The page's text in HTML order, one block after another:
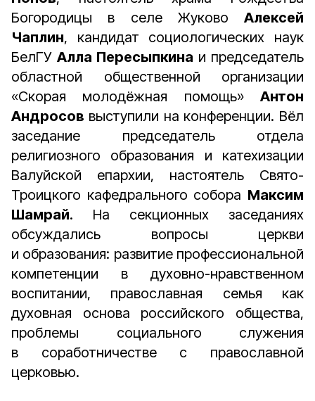
Богородицы в селе Жуково Алексей
Чаплин, кандидат социологических наук
БелГУ Алла Пересыпкина и председатель
областной общественной организации
«Скорая молодёжная помощь» Антон
Андросов выступили на конференции. Вёл
заседание председатель отдела
религиозного образования и катехизации
Валуйской епархии, настоятель Свято-
Троицкого кафедрального собора Максим
Шамрай. На секционных заседаниях
обсуждались вопросы церкви
и образования: развитие профессиональной
компетенции в духовно-нравственном
воспитании, православная семья как
духовная основа российского общества,
проблемы социального служения
в соработничестве с православной
церковью.